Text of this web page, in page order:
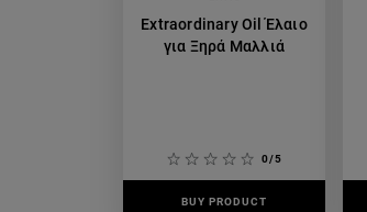
Extraordinary Oil Έλαιο
για Ξηρά Μαλλιά
0/5
BUY PRODUCT